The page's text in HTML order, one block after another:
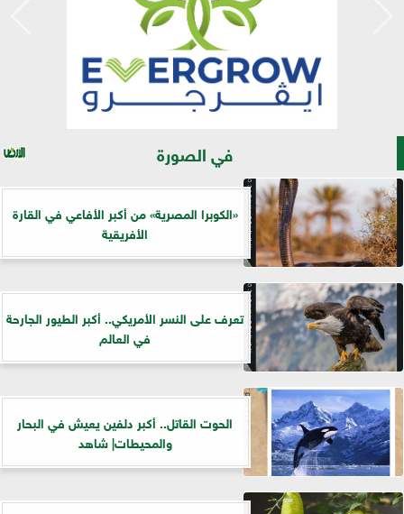
في الصورة
«الكوبرا المصرية» من أكبر الأفاعي في القارة
الأفريقية
تعرف على النسر الأمريكي.. أكبر الطيور الجارحة
في العالم
الحوت القاتل.. أكبر دلفين يعيش في البحار
والمحيطات| شاهد